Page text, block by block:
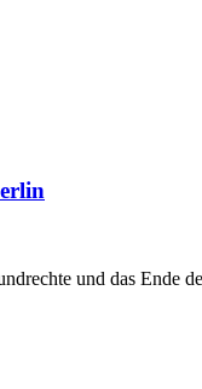
und das Ende